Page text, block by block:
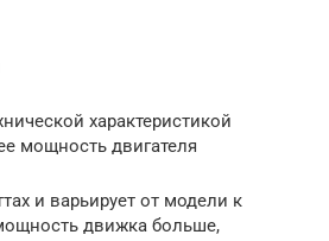
характеристикой
мощность двигателя
и варьирует от модели к
движка больше,